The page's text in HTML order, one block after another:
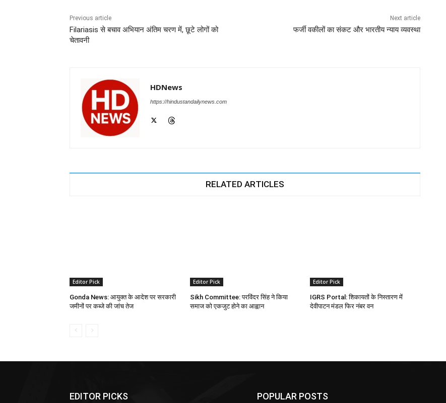
o
k
p
er
Previous article
Filariasis से बचाव अभियान अंतिम चरण में, छूटे लोगों को
चेतावनी
Next article
फर्जी वकीलों का संकट और भारतीय न्याय व्यवस्था
HDNews
https://hindustandailynews.com
RELATED ARTICLES
Editor Pick
Gonda News: आयुक्त के आदेश पर सरकारी
जमीनों पर कब्जे की जांच तेज
Editor Pick
Sikh Committee: परविंदर सिंह ने किया
समाज को एकजुट होने का आह्वान
Editor Pick
IGRS Portal: शिकायतों के निस्तारण में
देवीपाटन मंडल फिर नंबर वन
EDITOR PICKS POPULAR POSTS